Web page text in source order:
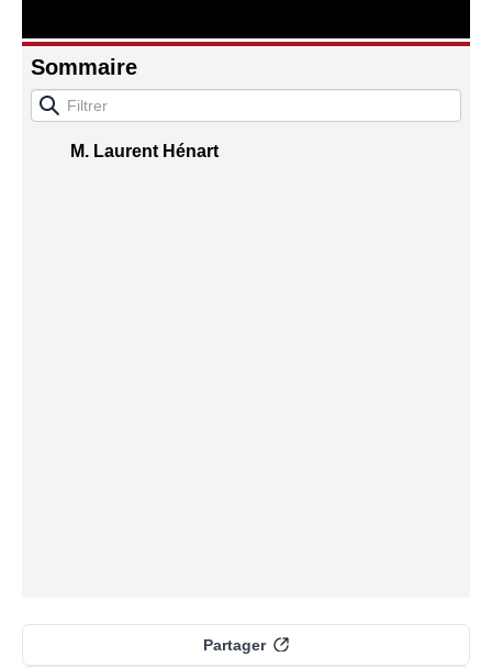
Sommaire
M. Laurent Hénart
Partager